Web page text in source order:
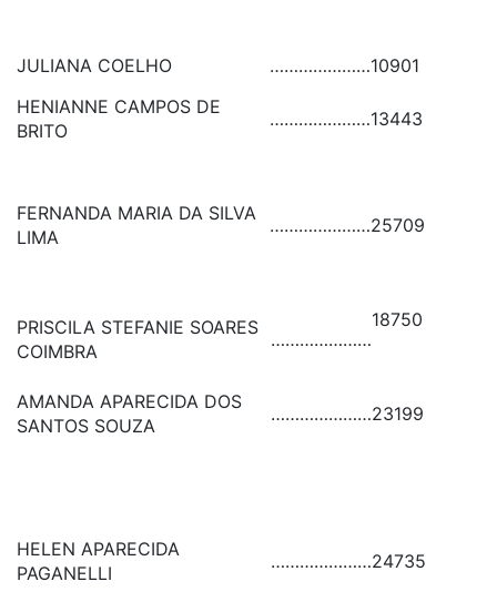
JULIANA COELHO …………………10901
HENIANNE CAMPOS DE
BRITO
…………………13443
FERNANDA MARIA DA SILVA
LIMA
…………………25709
PRISCILA STEFANIE SOARES
COIMBRA
…………………
18750
AMANDA APARECIDA DOS
SANTOS SOUZA
…………………23199
HELEN APARECIDA
PAGANELLI
…………………24735